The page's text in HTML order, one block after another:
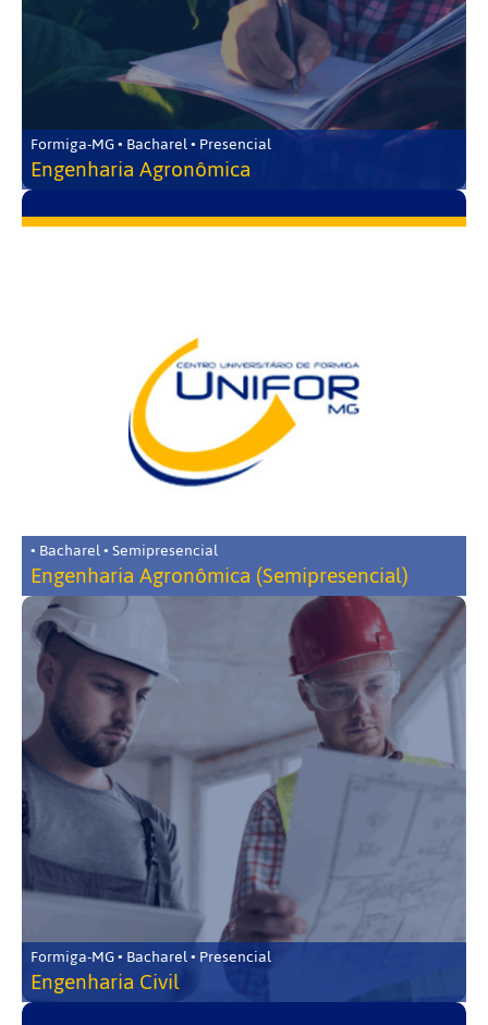
Formiga-MG • Bacharel • Presencial
Engenharia Agronômica
• Bacharel • Semipresencial
Engenharia Agronômica (Semipresencial)
Formiga-MG • Bacharel • Presencial
Engenharia Civil